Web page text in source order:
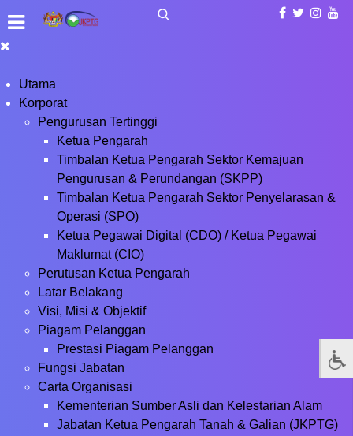
Utama
Korporat
Pengurusan Tertinggi
Ketua Pengarah
Timbalan Ketua Pengarah Sektor Kemajuan
Pengurusan & Perundangan (SKPP)
Timbalan Ketua Pengarah Sektor Penyelarasan &
Operasi (SPO)
Ketua Pegawai Digital (CDO) / Ketua Pegawai
Maklumat (CIO)
Perutusan Ketua Pengarah
Latar Belakang
Visi, Misi & Objektif
Piagam Pelanggan
Prestasi Piagam Pelanggan
Fungsi Jabatan
Carta Organisasi
Kementerian Sumber Asli dan Kelestarian Alam
Jabatan Ketua Pengarah Tanah & Galian (JKPTG)